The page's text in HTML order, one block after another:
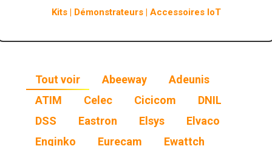
Kits | Démonstrateurs | Accessoires IoT
Tout voir Abeeway
Adeunis
ATIM
Celec Cicicom
DNIL
DSS
Eastron Elsys
Elvaco
Enginko
Eurecam
Ewattch